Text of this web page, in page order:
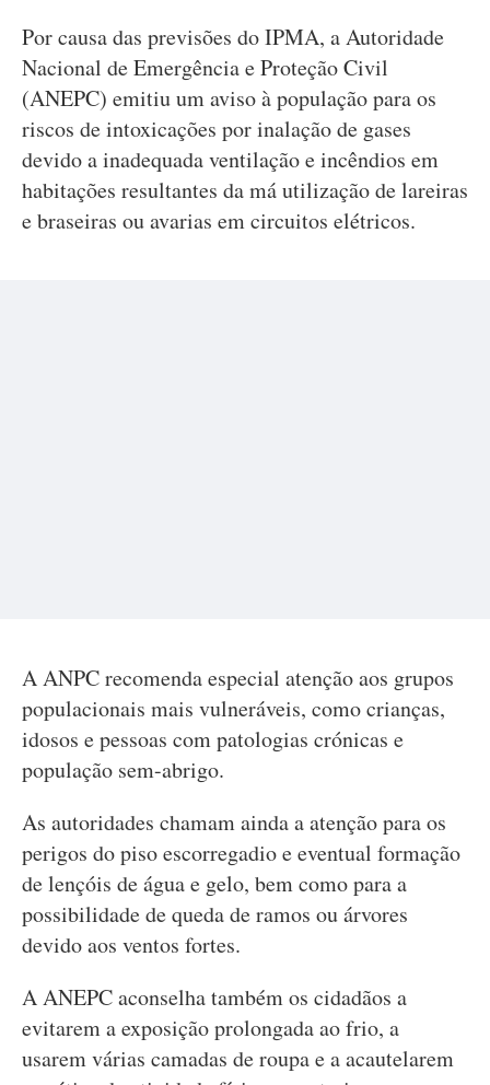
Por causa das previsões do IPMA, a Autoridade
Nacional de Emergência e Proteção Civil
(ANEPC) emitiu um aviso à população para os
riscos de intoxicações por inalação de gases
devido a inadequada ventilação e incêndios em
habitações resultantes da má utilização de lareiras
e braseiras ou avarias em circuitos elétricos.
A ANPC recomenda especial atenção aos grupos
populacionais mais vulneráveis, como crianças,
idosos e pessoas com patologias crónicas e
população sem-abrigo.
As autoridades chamam ainda a atenção para os
perigos do piso escorregadio e eventual formação
de lençóis de água e gelo, bem como para a
possibilidade de queda de ramos ou árvores
devido aos ventos fortes.
A ANEPC aconselha também os cidadãos a
evitarem a exposição prolongada ao frio, a
usarem várias camadas de roupa e a acautelarem